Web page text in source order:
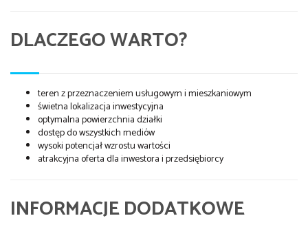
DLACZEGO WARTO?
teren z przeznaczeniem usługowym i mieszkaniowym
świetna lokalizacja inwestycyjna
optymalna powierzchnia działki
dostęp do wszystkich mediów
wysoki potencjał wzrostu wartości
atrakcyjna oferta dla inwestora i przedsiębiorcy
INFORMACJE DODATKOWE